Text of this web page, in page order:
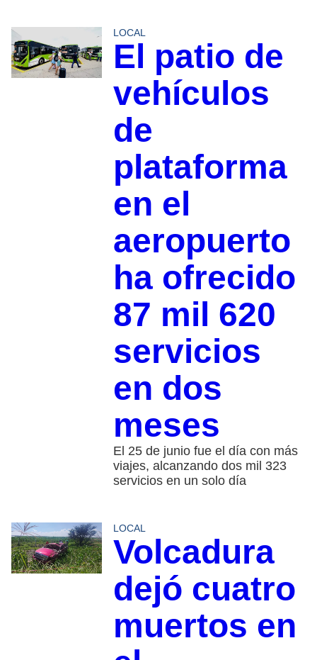
LOCAL
El patio de
vehículos
de
plataforma
en el
aeropuerto
ha ofrecido
87 mil 620
servicios
en dos
meses
El 25 de junio fue el día con más
viajes, alcanzando dos mil 323
servicios en un solo día
LOCAL
Volcadura
dejó cuatro
muertos en